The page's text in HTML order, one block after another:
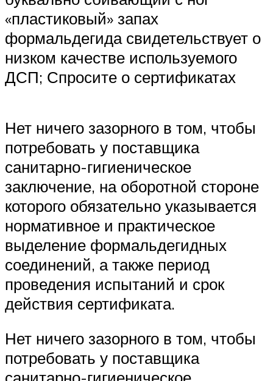
«пластиковый» запах
формальдегида свидетельствует о
низком качестве используемого
ДСП; Спросите о сертификатах
Нет ничего зазорного в том, чтобы
потребовать у поставщика
санитарно-гигиеническое
заключение, на оборотной стороне
которого обязательно указывается
нормативное и практическое
выделение формальдегидных
соединений, а также период
проведения испытаний и срок
действия сертификата.
Нет ничего зазорного в том, чтобы
потребовать у поставщика